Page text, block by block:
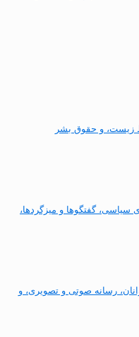
سیاسی، گفتگوها و میزگردها،
رسانه صوتی و تصویری، و